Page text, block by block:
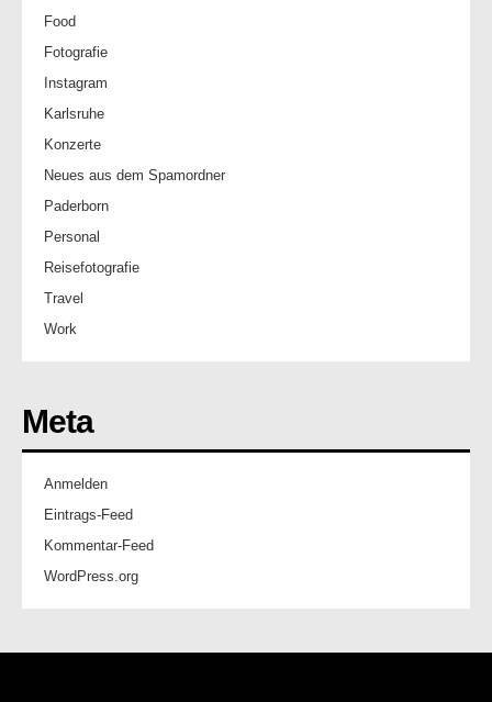
Food
Fotografie
Instagram
Karlsruhe
Konzerte
Neues aus dem Spamordner
Paderborn
Personal
Reisefotografie
Travel
Work
Meta
Anmelden
Eintrags-Feed
Kommentar-Feed
WordPress.org